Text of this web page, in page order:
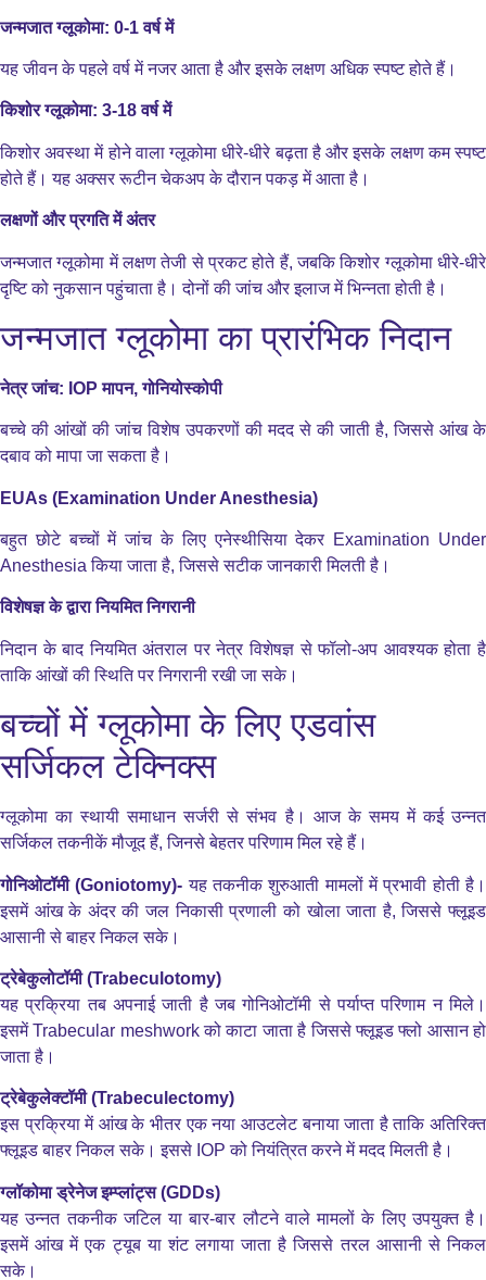
जन्मजात ग्लूकोमा: 0-1 वर्ष में
यह जीवन के पहले वर्ष में नजर आता है और इसके लक्षण अधिक स्पष्ट होते हैं।
किशोर ग्लूकोमा: 3-18 वर्ष में
किशोर अवस्था में होने वाला ग्लूकोमा धीरे-धीरे बढ़ता है और इसके लक्षण कम स्पष्ट
होते हैं। यह अक्सर रूटीन चेकअप के दौरान पकड़ में आता है।
लक्षणों और प्रगति में अंतर
जन्मजात ग्लूकोमा में लक्षण तेजी से प्रकट होते हैं, जबकि किशोर ग्लूकोमा धीरे-धीरे
दृष्टि को नुकसान पहुंचाता है। दोनों की जांच और इलाज में भिन्नता होती है।
जन्मजात ग्लूकोमा का प्रारंभिक निदान
नेत्र जांच: IOP मापन, गोनियोस्कोपी
बच्चे की आंखों की जांच विशेष उपकरणों की मदद से की जाती है, जिससे आंख के
दबाव को मापा जा सकता है।
EUAs (Examination Under Anesthesia)
बहुत छोटे बच्चों में जांच के लिए एनेस्थीसिया देकर Examination Under
Anesthesia किया जाता है, जिससे सटीक जानकारी मिलती है।
विशेषज्ञ के द्वारा नियमित निगरानी
निदान के बाद नियमित अंतराल पर नेत्र विशेषज्ञ से फॉलो-अप आवश्यक होता है
ताकि आंखों की स्थिति पर निगरानी रखी जा सके।
बच्चों में ग्लूकोमा के लिए एडवांस
सर्जिकल टेक्निक्स
ग्लूकोमा का स्थायी समाधान सर्जरी से संभव है। आज के समय में कई उन्नत
सर्जिकल तकनीकें मौजूद हैं, जिनसे बेहतर परिणाम मिल रहे हैं।
गोनिओटॉमी (Goniotomy)- यह तकनीक शुरुआती मामलों में प्रभावी होती है।
इसमें आंख के अंदर की जल निकासी प्रणाली को खोला जाता है, जिससे फ्लूइड
आसानी से बाहर निकल सके।
ट्रेबेकुलोटॉमी (Trabeculotomy)
यह प्रक्रिया तब अपनाई जाती है जब गोनिओटॉमी से पर्याप्त परिणाम न मिले।
इसमें Trabecular meshwork को काटा जाता है जिससे फ्लूइड फ्लो आसान हो
जाता है।
ट्रेबेकुलेक्टॉमी (Trabeculectomy)
इस प्रक्रिया में आंख के भीतर एक नया आउटलेट बनाया जाता है ताकि अतिरिक्त
फ्लूइड बाहर निकल सके। इससे IOP को नियंत्रित करने में मदद मिलती है।
ग्लॉकोमा ड्रेनेज इम्प्लांट्स (GDDs)
यह उन्नत तकनीक जटिल या बार-बार लौटने वाले मामलों के लिए उपयुक्त है।
इसमें आंख में एक ट्यूब या शंट लगाया जाता है जिससे तरल आसानी से निकल
सके।